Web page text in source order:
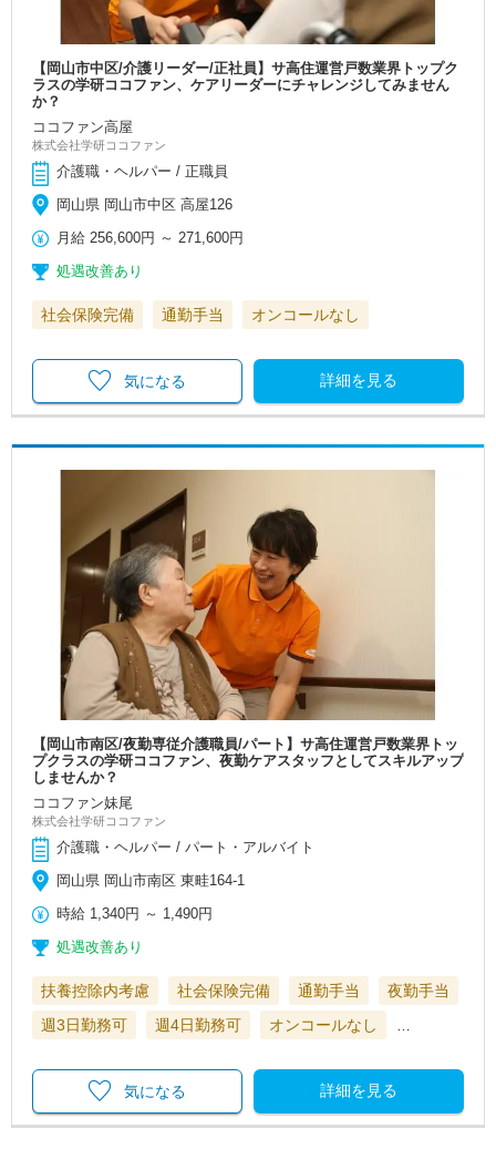
【岡山市中区/介護リーダー/正社員】サ高住運営戸数業界トップク
ラスの学研ココファン、ケアリーダーにチャレンジしてみません
か？
ココファン高屋
株式会社学研ココファン
介護職・ヘルパー / 正職員
岡山県 岡山市中区 高屋126
月給 256,600円 ～271,600円
処遇改善あり
社会保険完備 通勤手当 オンコールなし
詳細を見る
気になる
【岡山市南区/夜勤専従介護職員/パート】サ高住運営戸数業界トッ
プクラスの学研ココファン、夜勤ケアスタッフとしてスキルアップ
しませんか？
ココファン妹尾
株式会社学研ココファン
介護職・ヘルパー / パート・アルバイト
岡山県 岡山市南区 東畦164-1
時給 1,340円 ～ 1,490円
処遇改善あり
扶養控除内考慮 社会保険完備 通勤手当
夜勤手当
週3日勤務可
週4日勤務可 オンコールなし
詳細を見る
気になる